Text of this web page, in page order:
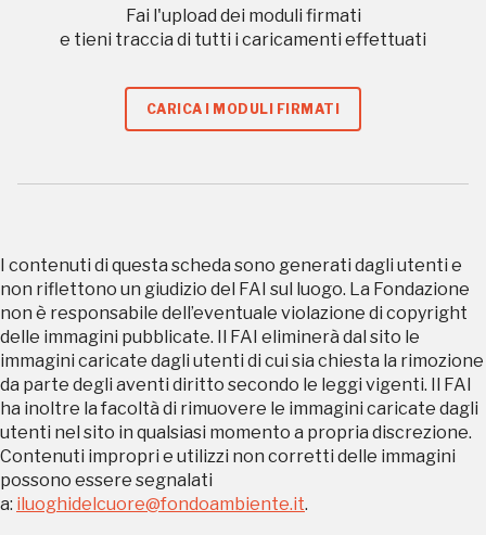
Fai l'upload dei moduli firmati
e tieni traccia di tutti i caricamenti effettuati
CARICA I MODULI FIRMATI
I contenuti di questa scheda sono generati dagli utenti e
non riflettono un giudizio del FAI sul luogo. La Fondazione
non è responsabile dell’eventuale violazione di copyright
delle immagini pubblicate. Il FAI eliminerà dal sito le
immagini caricate dagli utenti di cui sia chiesta la rimozione
da parte degli aventi diritto secondo le leggi vigenti. Il FAI
ha inoltre la facoltà di rimuovere le immagini caricate dagli
utenti nel sito in qualsiasi momento a propria discrezione.
Contenuti impropri e utilizzi non corretti delle immagini
possono essere segnalati
a: iluoghidelcuore@fondoambiente.it.
Gallerie
Tutto questo non
sarebbe possibile
senza di te